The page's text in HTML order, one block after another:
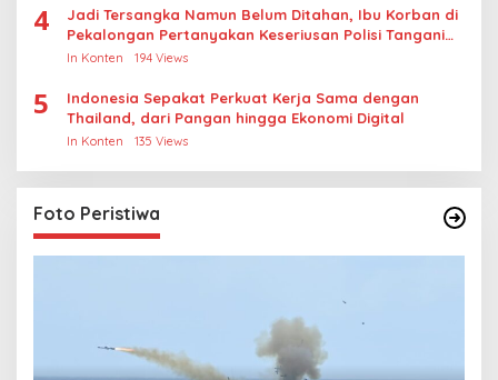
4
Jadi Tersangka Namun Belum Ditahan, Ibu Korban di
Pekalongan Pertanyakan Keseriusan Polisi Tangani
Kasus Rudapksa Sampai Anaknya Hamil
In Konten 194 Views
5
Indonesia Sepakat Perkuat Kerja Sama dengan
Thailand, dari Pangan hingga Ekonomi Digital
In Konten 135 Views
Foto Peristiwa